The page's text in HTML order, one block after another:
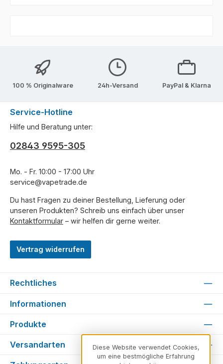
100 % Originalware 24h-Versand PayPal & Klarna
Service-Hotline
Hilfe und Beratung unter:
02843 9595-305
Mo. - Fr. 10:00 - 17:00 Uhr
service@vapetrade.de
Du hast Fragen zu deiner Bestellung, Lieferung oder
unseren Produkten? Schreib uns einfach über unser
Kontaktformular – wir helfen dir gerne weiter.
Vertrag widerrufen
Rechtliches
Informationen
Produkte
Versandarten
Diese Website verwendet Cookies,
um eine bestmögliche Erfahrung